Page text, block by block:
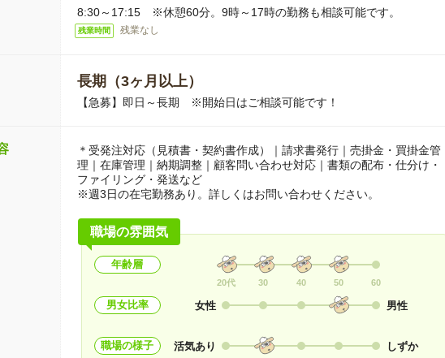
8:30～17:15 ※休憩60分。9時～17時の勤務も相談可能です。
残業時間 残業なし
長期（3ヶ月以上）
【急募】即日～長期 ※開始日はご相談可能です！
＊受発注対応（見積書・契約書作成）｜請求書発行｜売掛金・買掛金管
理｜在庫管理｜納期調整｜顧客問い合わせ対応｜書類の配布・仕分け・
ファイリング・発送など
※週3日の在宅勤務あり。詳しくはお問い合わせください。
職場の雰囲気
年齢層
20代 30 40 50 60
男女比率 女性 男性
職場の様子 活気あり しずか